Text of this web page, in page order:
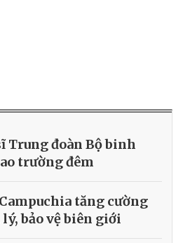
Trung đoàn Bộ binh
trường đêm
tăng cường
bảo vệ biên giới